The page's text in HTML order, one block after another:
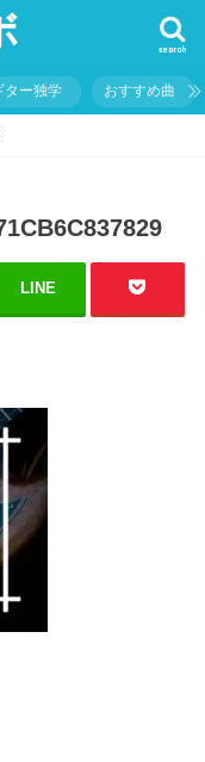
search
ター独学 おすすめ曲
LINE